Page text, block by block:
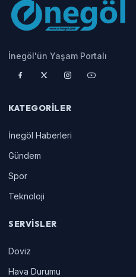
İnegöl'ün Yaşam Portalı
KATEGORILER
İnegöl Haberleri
Gündem
Spor
Teknoloji
SERVISLER
Doviz
Hava Durumu